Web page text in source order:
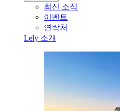
최신 소식
이벤트
연락처
Lely 소개